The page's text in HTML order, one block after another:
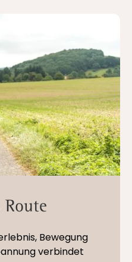
Bewegung
verbindet